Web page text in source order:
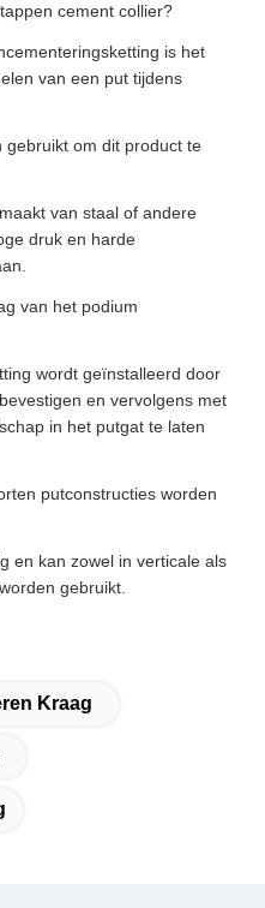
cement collier?
is het
van een put tijdens
gebruikt om dit product te
van staal of andere
druk en harde
van het podium
wordt geïnstalleerd door
en vervolgens met
in het putgat te laten
putconstructies worden
en kan zowel in verticale als
gebruikt.
Kraag